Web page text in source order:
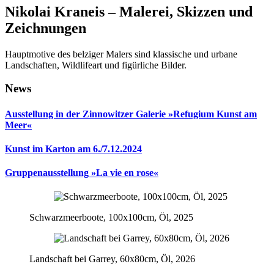
Nikolai Kraneis – Malerei, Skizzen und
Zeichnungen
Hauptmotive des belziger Malers sind klassische und urbane
Landschaften, Wildlifeart und figürliche Bilder.
News
Ausstellung in der Zinnowitzer Galerie »Refugium Kunst am
Meer«
Kunst im Karton am 6./7.12.2024
Gruppenausstellung »La vie en rose«
Schwarzmeerboote, 100x100cm, Öl, 2025
Landschaft bei Garrey, 60x80cm, Öl, 2026